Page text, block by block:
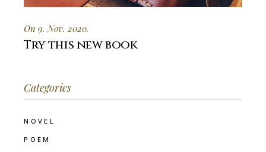
On 9. Nov. 2020.
Try this new book
Categories
NOVEL
POEM